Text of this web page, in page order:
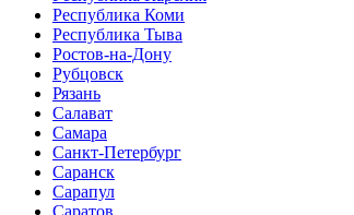
Республика Коми
Республика Тыва
Ростов-на-Дону
Рубцовск
Рязань
Салават
Самара
Санкт-Петербург
Саранск
Сарапул
Саратов